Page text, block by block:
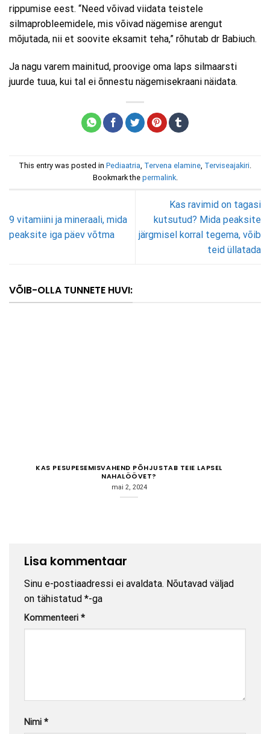
rippumise eest. “Need võivad viidata teistele
silmaprobleemidele, mis võivad nägemise arengut
mõjutada, nii et soovite eksamit teha,” rõhutab dr Babiuch.
Ja nagu varem mainitud, proovige oma laps silmaarsti
juurde tuua, kui tal ei õnnestu nägemisekraani näidata.
This entry was posted in Pediaatria Tervena elamine Terviseajakiri
Bookmark the permalink.
9 vitamiini ja mineraali, mida
peaksite iga päev võtma
Kas ravimid on tagasi
kutsutud? Mida peaksite
järgmisel korral tegema, võib
teid üllatada
VÕIB-OLLA TUNNETE HUVI:
KAS PESUPESEMISVAHEND PÕHJUSTAB TEIE LAPSEL
NAHALÖÖVET?
mai 2, 2024
Lisa kommentaar
Sinu e-postiaadressi ei avaldata. Nõutavad väljad
on tähistatud *-ga
Kommenteeri *
Nimi *